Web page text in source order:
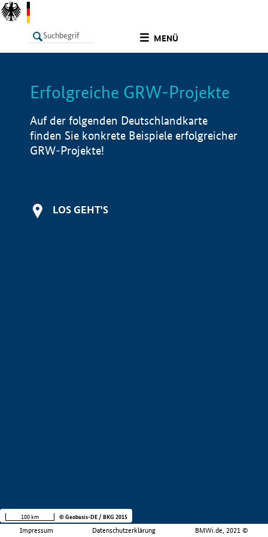
MENÜ
LISTE Info
Erfolgreiche GRW-Projekte
Auf der folgenden Deutschlandkarte
finden Sie konkrete Beispiele erfolgreicher
GRW-Projekte!
LOS GEHT'S
Impressum Datenschutzerklärung BMWi.de, 2021 ©
100 km © Geobasis-DE / BKG 2015